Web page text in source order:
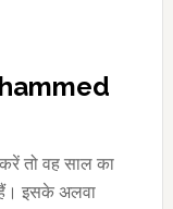
तो वह साल का
हैं। इसके अलवा